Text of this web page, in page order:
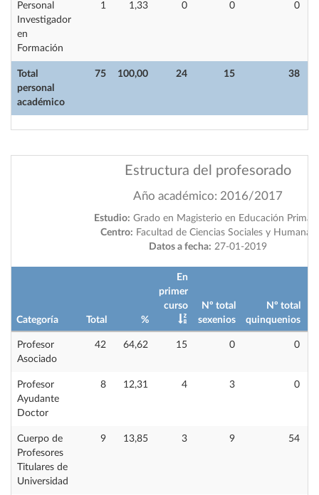
Total
personal
académico
75 100,00 24 15 38
Personal
Investigador
en
Formación
1 1,33 0 0 0
Estructura del profesorado
Año académico: 2016/2017
Estudio: Grado en Magisterio en Educación
Centro: Facultad de Ciencias Sociales y Humanas
Datos a fecha: 27-01-2019
Categoría Total %
En
primer
curso
Nº total
sexenios
Nº total
quinquenios
Profesor
Asociado
42 64,62 15 0 0
Profesor
Ayudante
Doctor
8 12,31 4 3 0
Cuerpo de
Profesores
Titulares de
Universidad
9 13,85 3 9 54